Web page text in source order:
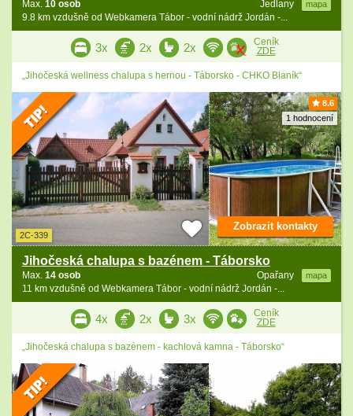
Jedlany mapa
Max. 10 osob
9.8 km vzdušně od Webkamera Tábor - vodní nádrž Jordán -...
3x 2x 2x
Ceník
ZDE
„Jihočeská wellness chalupa s hernou - Táborsko - CHKO Blaník“
8.6
1 hodnocení
2C-339
Jihočeská chalupa s bazénem - Táborsko
Opařany mapa
Max. 14 osob
11 km vzdušně od Webkamera Tábor - vodní nádrž Jordán -...
Zobrazit kontakty
4x 2x 3x
Ceník
ZDE
„Jihočeská chalupa s bazénem - kachlová kamna - Táborsko“